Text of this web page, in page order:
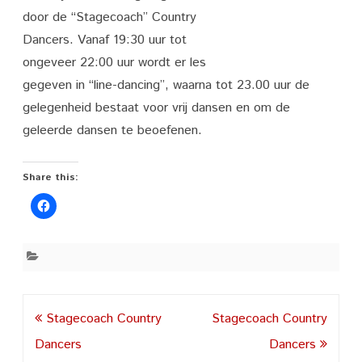
door de “Stagecoach” Country
Dancers. Vanaf 19:30 uur tot
ongeveer 22:00 uur wordt er les
gegeven in “line-dancing”, waarna tot 23.00 uur de
gelegenheid bestaat voor vrij dansen en om de
geleerde dansen te beoefenen.
Share this:
Post
navigation
Stagecoach Country
Dancers
Stagecoach Country
Dancers